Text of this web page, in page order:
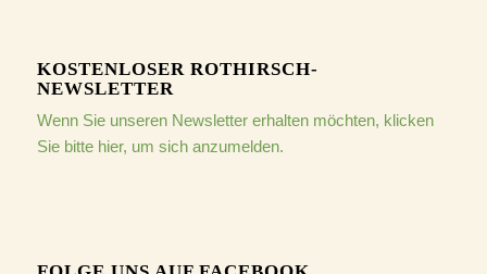
KOSTENLOSER ROTHIRSCH-
NEWSLETTER
Wenn Sie unseren Newsletter erhalten möchten, klicken
Sie bitte hier, um sich anzumelden.